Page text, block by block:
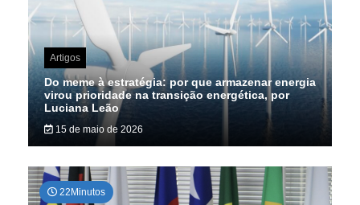
Artigos
Do meme à estratégia: por que armazenar energia
virou prioridade na transição energética, por
Luciana Leão
15 de maio de 2026
22Minutos